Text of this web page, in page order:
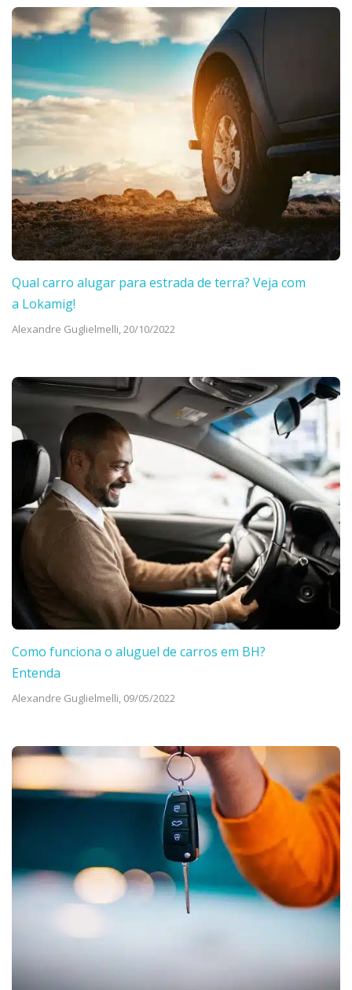
Qual carro alugar para estrada de terra? Veja com
a Lokamig!
Alexandre Guglielmelli,20/10/2022
Como funciona o aluguel de carros em BH?
Entenda
Alexandre Guglielmelli, 09/05/2022